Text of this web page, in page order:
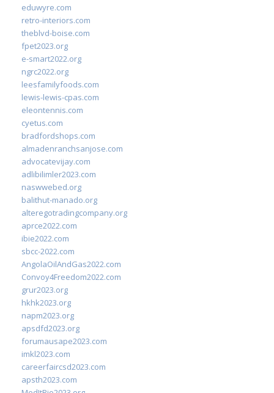
eduwyre.com
retro-interiors.com
theblvd-boise.com
fpet2023.org
e-smart2022.org
ngrc2022.org
leesfamilyfoods.com
lewis-lewis-cpas.com
eleontennis.com
cyetus.com
bradfordshops.com
almadenranchsanjose.com
advocatevijay.com
adlibilimler2023.com
naswwebed.org
balithut-manado.org
alteregotradingcompany.org
aprce2022.com
ibie2022.com
sbcc-2022.com
AngolaOilAndGas2022.com
Convoy4Freedom2022.com
grur2023.org
hkhk2023.org
napm2023.org
apsdfd2023.org
forumausape2023.com
imkl2023.com
careerfaircsd2023.com
apsth2023.com